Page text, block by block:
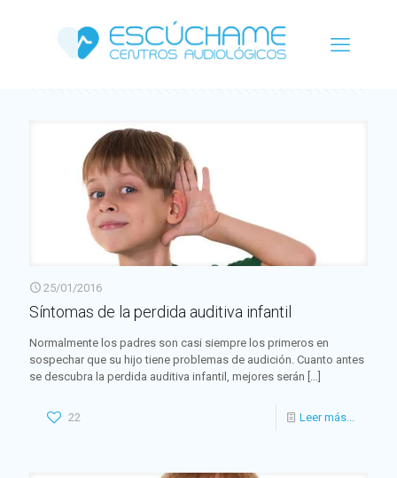
25/01/2016
Síntomas de la perdida auditiva infantil
Normalmente los padres son casi siempre los primeros en
sospechar que su hijo tiene problemas de audición. Cuanto antes
se descubra la perdida auditiva infantil, mejores serán […]
22 Leer más...